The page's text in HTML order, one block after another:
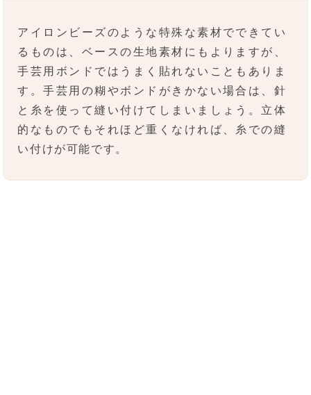
アイロンビーズのような特殊な素材でできてい
るものは、ベースの生地素材にもよりますが、
手芸用ボンドではうまく貼れないこともありま
す。手芸用の糊やボンドがきかない場合は、針
と糸を使って縫い付けてしまいましょう。立体
的なものでもそれほど重くなければ、糸での縫
い付けが可能です。